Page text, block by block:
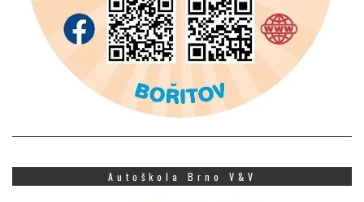
Autoškola Brno V&V